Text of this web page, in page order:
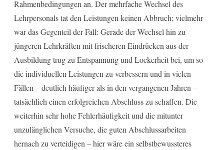
Rahmenbedingungen an. Der mehrfache Wechsel des
Lehrpersonals tat den Leistungen keinen Abbruch; vielmehr
war das Gegenteil der Fall: Gerade der Wechsel hin zu
jüngeren Lehrkräften mit frischeren Eindrücken aus der
Ausbildung trug zu Entspannung und Lockerheit bei, um so
die individuellen Leistungen zu verbessern und in vielen
Fällen – deutlich häufiger als in den vergangenen Jahren –
tatsächlich einen erfolgreichen Abschluss zu schaffen. Die
weiterhin sehr hohe Fehlerhäufigkeit und die mitunter
unzulänglichen Versuche, die guten Abschlussarbeiten
hernach zu verteidigen – hier wäre ein selbstbewussteres